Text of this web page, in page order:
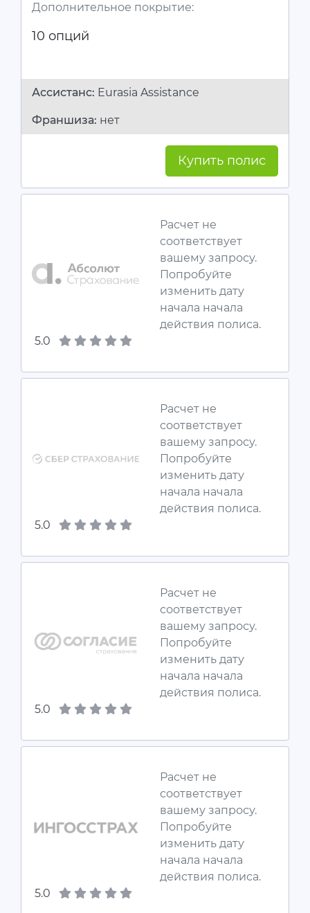
Дополнительное покрытие:
10 опций
Ассистанc: Eurasia Assistance
Франшиза: нет
Купить полис
Расчет не
соответствует
вашему запросу.
Попробуйте
изменить дату
начала начала
действия полиса.
5.0
Расчет не
соответствует
вашему запросу.
Попробуйте
изменить дату
начала начала
действия полиса.
5.0
Расчет не
соответствует
вашему запросу.
Попробуйте
изменить дату
начала начала
действия полиса.
5.0
Расчет не
соответствует
вашему запросу.
Попробуйте
изменить дату
начала начала
действия полиса.
5.0